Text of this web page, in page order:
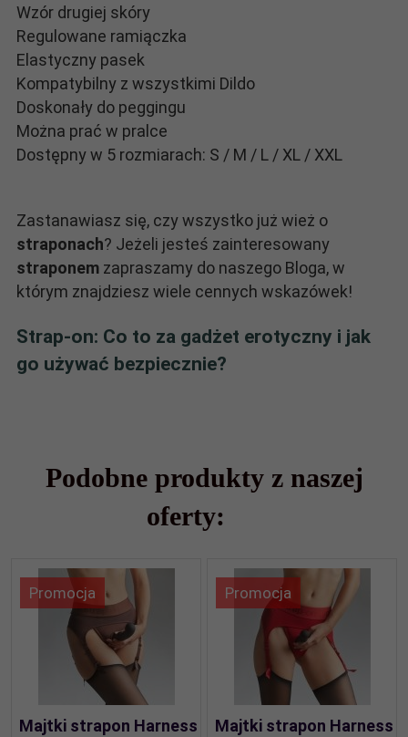
Wzór drugiej skóry
Regulowane ramiączka
Elastyczny pasek
Kompatybilny z wszystkimi Dildo
Doskonały do peggingu
Można prać w pralce
Dostępny w 5 rozmiarach: S / M / L / XL / XXL
Zastanawiasz się, czy wszystko już wież o
straponach? Jeżeli jesteś zainteresowany
straponem zapraszamy do naszego Bloga, w
którym znajdziesz wiele cennych wskazówek!
Strap-on: Co to za gadżet erotyczny i jak
go używać bezpiecznie?
Podobne produkty z naszej
oferty:
Promocja
Majtki strapon Harness
Promocja
Majtki strapon Harness